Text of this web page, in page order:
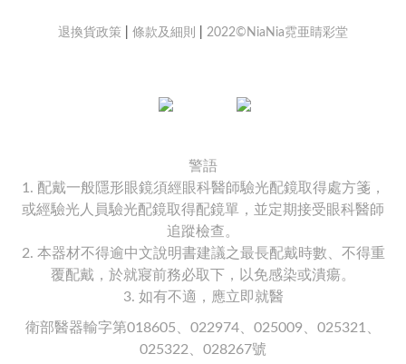
退換貨政策 條款及細則 2022©NiaNia霓亜睛彩堂
警語
1. 配戴一般隱形眼鏡須經眼科醫師驗光配鏡取得處方箋，
或經驗光人員驗光配鏡取得配鏡單，並定期接受眼科醫師
追蹤檢查。
2. 本器材不得逾中文說明書建議之最長配戴時數、不得重
覆配戴，於就寢前務必取下，以免感染或潰瘍。
3. 如有不適，應立即就醫
衛部醫器輸字第018605、022974、025009、025321、
025322、028267號